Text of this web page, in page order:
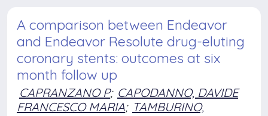
A comparison between Endeavor
and Endeavor Resolute drug-eluting
coronary stents: outcomes at six
month follow up
CAPRANZANO P; CAPODANNO, DAVIDE
FRANCESCO MARIA; TAMBURINO,